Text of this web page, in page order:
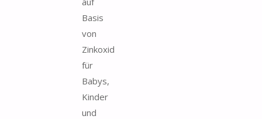
Basis
von
Zinkoxid
für
Babys,
Kinder
und